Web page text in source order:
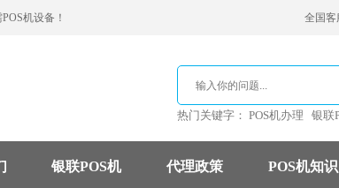
机设备！ 全国客
热门关键字： POS机办理 银联
银联POS机 代理政策 POS机知识